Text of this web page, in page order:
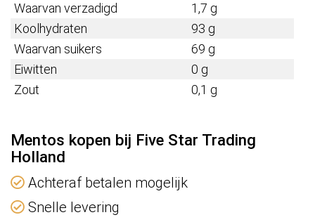
Waarvan verzadigd
1,7 g
Koolhydraten
93 g
Waarvan suikers
69 g
Eiwitten
0 g
Zout
0,1 g
Mentos kopen bij Five Star Trading
Holland
Achteraf betalen mogelijk
Snelle levering